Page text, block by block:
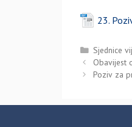
23.
Kategorije
Sjednice
Obavijest
Poziv za